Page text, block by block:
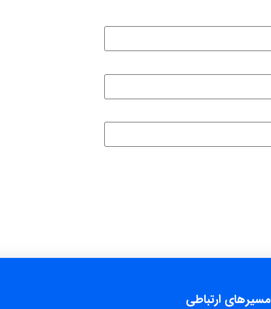
مسیرهای ارتباطی